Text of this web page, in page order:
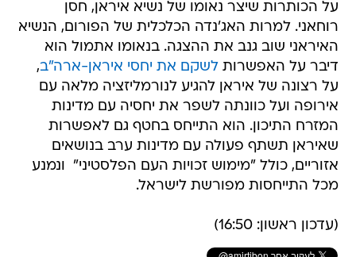
על הכותרות שיצר נאומו של נשיא איראן, חסן
רוחאני. למרות האג'נדה הכלכלית של הפורום, הנשיא
האיראני שוב גנב את ההצגה. בנאומו אתמול הוא
דיבר על האפשרותלשקם את יחסי איראן-ארה"ב,
על רצונה של איראן להגיע לנורמליזציה מלאה עם
אירופה ועל כוונתה לשפר את יחסיה עם מדינות
המזרח התיכון. הוא התייחס בחטף גם לאפשרות
שאיראן תשתף פעולה עם מדינות ערב בנושאים
אזוריים, כולל "מימוש זכויות העם הפלסטיני"  ונמנע
מכל התייחסות מפורשת לישראל.
(עדכון ראשון: 16:50)